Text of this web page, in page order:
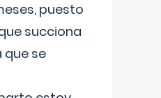
puesto
succiona
que se